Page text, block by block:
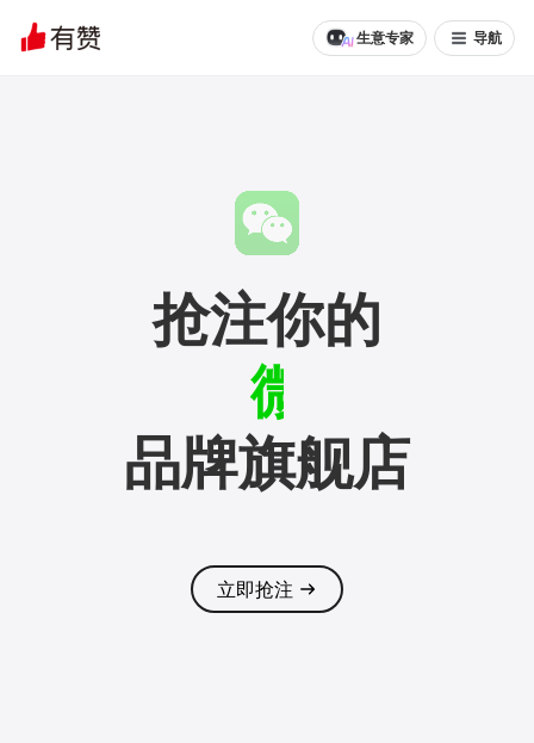
生意专家 导航
抢注你的
视频号
品牌旗舰店
立即抢注